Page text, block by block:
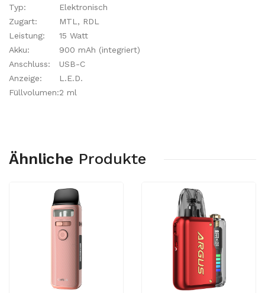
Typ:
Elektronisch
Zugart:
MTL, RDL
Leistung:
15 Watt
Akku:
900 mAh (integriert)
Anschluss:
USB-C
Anzeige:
L.E.D.
Füllvolumen:2 ml
Ähnliche Produkte